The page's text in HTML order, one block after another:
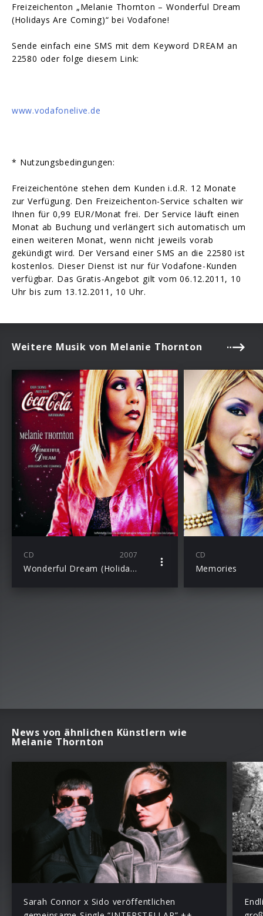
Freizeichenton „Melanie Thornton – Wonderful Dream
(Holidays Are Coming)“ bei Vodafone!
Sende einfach eine SMS mit dem Keyword DREAM an
22580 oder folge diesem Link:
www.vodafonelive.de
* Nutzungsbedingungen:
Freizeichentöne stehen dem Kunden i.d.R. 12 Monate
zur Verfügung. Den Freizeichenton-Service schalten wir
Ihnen für 0,99 EUR/Monat frei. Der Service läuft einen
Monat ab Buchung und verlängert sich automatisch um
einen weiteren Monat, wenn nicht jeweils vorab
gekündigt wird. Der Versand einer SMS an die 22580 ist
kostenlos. Dieser Dienst ist nur für Vodafone-Kunden
verfügbar. Das Gratis-Angebot gilt vom 06.12.2011, 10
Uhr bis zum 13.12.2011, 10 Uhr.
Weitere Musik von Melanie Thornton
CD 2007
Wonderful Dream (Holidays Are Coming)
CD
Memories
News von ähnlichen Künstlern wie
Melanie Thornton
Sarah Connor x Sido veröffentlichen